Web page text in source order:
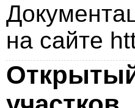
на сайте